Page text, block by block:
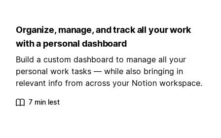
Organize, manage, and track all your work
with a personal dashboard
Build a custom dashboard to manage all your
personal work tasks — while also bringing in
relevant info from across your Notion workspace.
7 min lest